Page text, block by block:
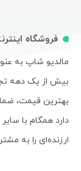
فروشگاه
مالدیو شاپ به
بیش از یک دهه
بهترین قیمت،
دارد همگام با
ارزنده‌ای را به